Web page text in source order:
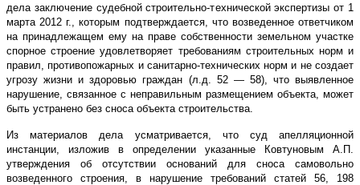
дела заключение судебной строительно-технической экспертизы от 1
марта 2012 г., которым подтверждается, что возведенное ответчиком
на принадлежащем ему на праве собственности земельном участке
спорное строение удовлетворяет требованиям строительных норм и
правил, противопожарных и санитарно-технических норм и не создает
угрозу жизни и здоровью граждан (л.д. 52 — 58), что выявленное
нарушение, связанное с неправильным размещением объекта, может
быть устранено без сноса объекта строительства.
Из материалов дела усматривается, что суд апелляционной
инстанции, изложив в определении указанные Ковтуновым А.П.
утверждения об отсутствии оснований для сноса самовольно
возведенного строения, в нарушение требований статей 56, 198